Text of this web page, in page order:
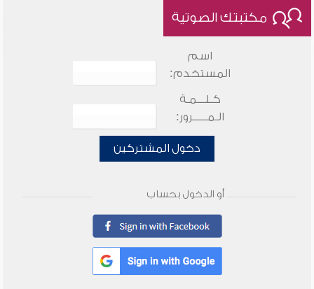
مكتبتك الصوتية
اسم
المستخدم:
كـلـــمـة
الـمـــــرور:
دخول المشتركين
أو الدخول بحساب